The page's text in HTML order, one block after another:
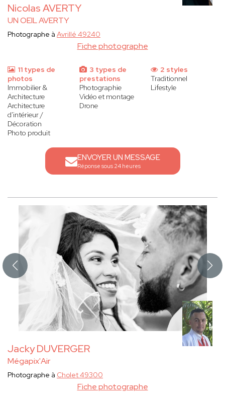
Nicolas AVERTY
UN OEIL AVERTY
Fiche photographe
Photographe à Avrillé 49240
11 types de
photos
Immobilier &
Architecture
Architecture
d'intérieur /
Décoration
Photo produit
3 types de
prestations
Photographie
Vidéo et montage
Drone
2 styles
Traditionnel
Lifestyle
ENVOYER UN MESSAGE
Réponse sous 24 heures
Jacky DUVERGER
Mégapix'Air
Fiche photographe
Photographe à Cholet 49300